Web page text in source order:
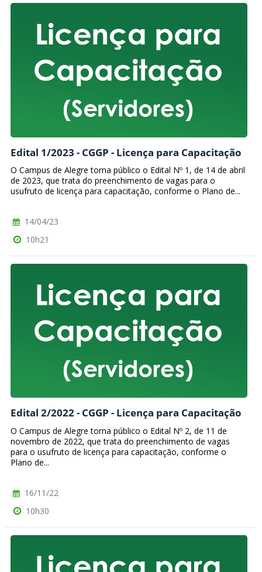
Edital 1/2023 - CGGP - Licença para Capacitação
O Campus de Alegre torna público o Edital Nº 1, de 14 de abril
de 2023, que trata do preenchimento de vagas para o
usufruto de licença para capacitação, conforme o Plano de...
14/04/23
10h21
Edital 2/2022 - CGGP - Licença para Capacitação
O Campus de Alegre torna público o Edital Nº 2, de 11 de
novembro de 2022, que trata do preenchimento de vagas
para o usufruto de licença para capacitação, conforme o
Plano de...
16/11/22
10h30